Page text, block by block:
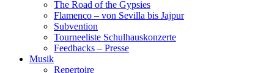
The Road of the Gypsies
Flamenco – von Sevilla bis Jajpur
Subvention
Tourneeliste Schulhauskonzerte
Feedbacks – Presse
Musik
Repertoire